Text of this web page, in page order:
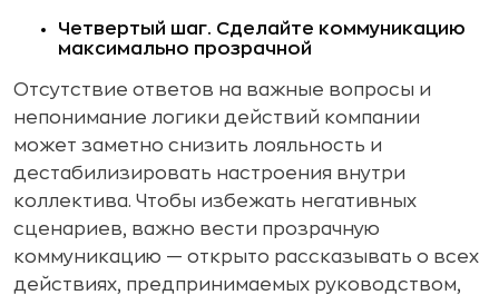
Четвертый шаг. Сделайте коммуникацию
максимально прозрачной
Отсутствие ответов на важные вопросы и
непонимание логики действий компании
может заметно снизить лояльность и
дестабилизировать настроения внутри
коллектива. Чтобы избежать негативных
сценариев, важно вести прозрачную
коммуникацию — открыто рассказывать о всех
действиях, предпринимаемых руководством,